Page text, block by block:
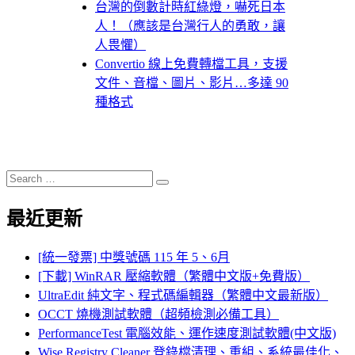
台灣的倒數計時紅綠燈，嚇死日本
人！（應該是台灣行人的勇敢，讓
人畏懼）
Convertio 線上免費轉檔工具，支援
文件、音檔、圖片、影片…多達 90
種格式
Search
for:
Search
最近更新
[統一發票] 中獎號碼 115 年 5、6月
[下載] WinRAR 壓縮軟體（繁體中文版+免費版）
UltraEdit 純文字、程式碼編輯器（繁體中文最新版）
OCCT 燒機測試軟體（超頻檢測必備工具）
PerformanceTest 電腦效能、運作速度測試軟體(中文版)